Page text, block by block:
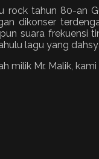
rock tahun 80-an
dikonser
suara
lagu yang
milik Mr. Malik,